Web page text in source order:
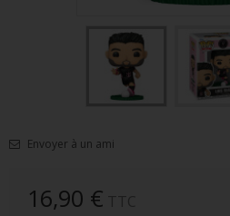
FIGURINES POP STRANGER THINGS
FIGURINES POP SEIGNEUR DES
FIGURINE POP AD ICONS
Envoyer à un ami
16,90 €